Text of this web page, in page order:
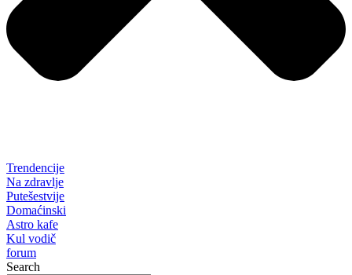
Trendencije
Na zdravlje
Putešestvije
Domaćinski
Astro kafe
Kul vodič
forum
Search